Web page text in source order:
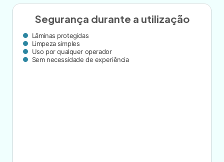
Segurança durante a utilização
Lâminas protegidas
Limpeza simples
Uso por qualquer operador
Sem necessidade de experiência